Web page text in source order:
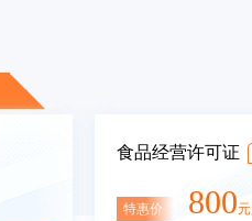
食品经营许可证
特惠价 800